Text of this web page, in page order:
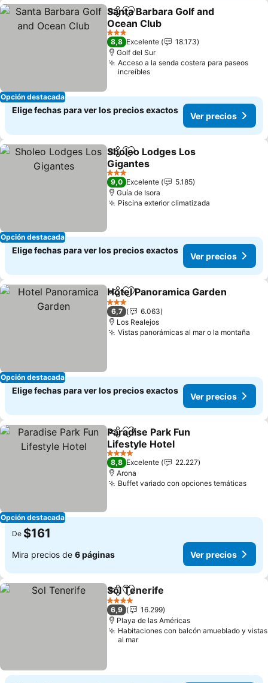
Opción destacada
CompartirAgregar a favoritos
Santa Barbara Golf and
Ocean Club
3 Estrellas
8,8 Excelente
18.173
Golf del Sur
Acceso a la senda costera para paseos
increíbles
Elige fechas para ver los precios exactos
Ver precios
Opción destacada
CompartirAgregar a favoritos
Sholeo Lodges Los
Gigantes
3 Estrellas
9,0 Excelente
5.185
Guía de Isora
Piscina exterior climatizada
Elige fechas para ver los precios exactos
Ver precios
Opción destacada
CompartirAgregar a favoritos
Hotel Panoramica Garden
3 Estrellas
6,7
6.063
Los Realejos
Vistas panorámicas al mar o la montaña
Elige fechas para ver los precios exactos
Ver precios
Opción destacada
CompartirAgregar a favoritos
Paradise Park Fun
Lifestyle Hotel
4 Estrellas
8,8 Excelente
22.227
Arona
Buffet variado con opciones temáticas
De $161
Mira precios de 6 páginas Ver precios
CompartirAgregar a favoritos
Sol Tenerife
4 Estrellas
6,9
16.299
Playa de las Américas
Habitaciones con balcón amueblado y vistas
al mar